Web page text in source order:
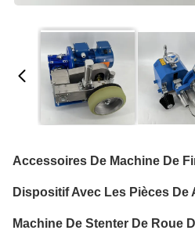
Accessoires De Machine De
Dispositif Avec Les Pièces De
Machine De Stenter De Roue